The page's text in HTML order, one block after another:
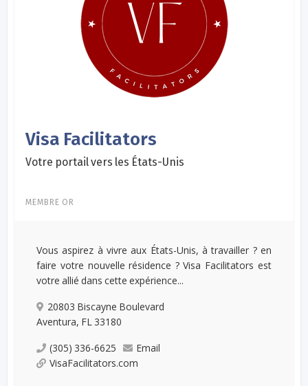
Visa Facilitators
Votre portail vers les États-Unis
MEMBRE OR
Vous aspirez à vivre aux États-Unis, à travailler ? en
faire votre nouvelle résidence ? Visa Facilitators est
votre allié dans cette expérience...
20803 Biscayne Boulevard
Aventura, FL 33180
(305) 336-6625
Email
VisaFacilitators.com